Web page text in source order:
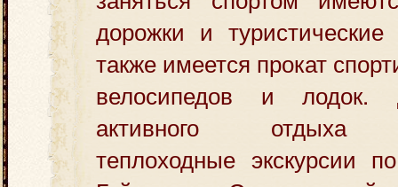
дорожки и
также имеется прокат
велосипедов и лодок.
активного отдыха
теплоходные экскурсии